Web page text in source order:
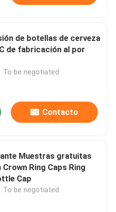
de botellas de cerveza
de fabricación al por
To be negotiated
Contacto
Muestras gratuitas
Crown Ring Caps Ring
Cap
To be negotiated